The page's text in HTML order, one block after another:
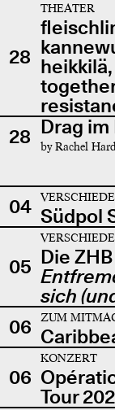
28
THEATER
28 Drag im
by Rachel
04 Südpol
05 Die
sich
06
ZUM
06
KONZERT
Tour